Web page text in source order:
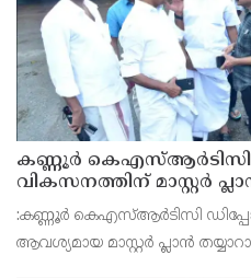
കണ്ണൂർ കെഎസ്ആർടിസി
വികസനത്തിന് മാസ്റ്റർ
സമർപ്പിക്കും : ടി ഒ
:കണ്ണൂർ കെഎസ്ആർടിസി
ആവശ്യമായ മാസ്റ്റർ പ്ലാൻ